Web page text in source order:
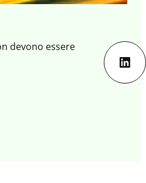
devono essere